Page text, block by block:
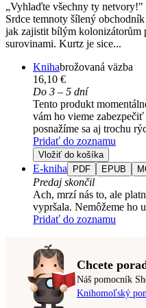
„Vyhlaďte všechny ty
Srdce temnoty šílený
jak zajistit bílým kolonizátorům
surovinami. Kurtz je sice...
Knihabrožovaná väzba
16,10 €
Do 3 – 5 dní
Tento produkt
vám ho vieme
posnažíme sa aj trochu
Pridať do zoznamu
Vložiť do košíka
E-kniha PDF EPUB
Predaj skončil
Ach, mrzí nás to, ale
vypršala. Nemôžeme ho
Pridať do zoznamu
Chcete
Náš pomocník
Knihomoľský